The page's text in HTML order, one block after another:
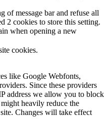
of message bar and refuse all
2 cookies to store this setting.
when opening a new
cookies.
like Google Webfonts,
Since these providers
address we allow you to block
heavily reduce the
Changes will take effect